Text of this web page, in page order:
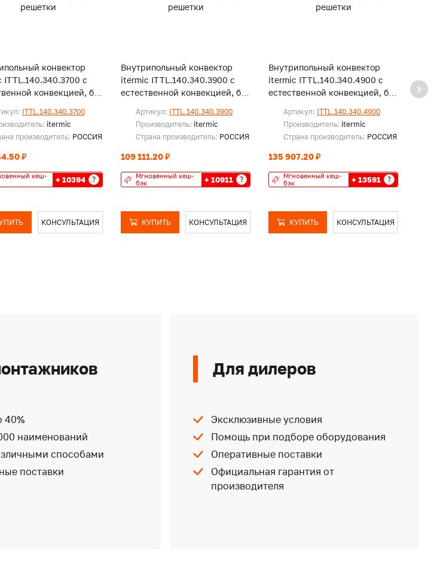
конвектор
ITTL.140.340.3700 с
конвекцией, без
ITTL.140.340.3700
itermic
производитель: РОССИЯ
₽
кеш-
+ 10394 ?
КОНСУЛЬТАЦИЯ
Внутрипольный конвектор
itermic ITTL.140.340.3900 с
естественной конвекцией, без
Артикул: ITTL.140.340.3900
Производитель: itermic
Страна производитель: РОССИЯ
109 111.20 ₽
Мгновенный кеш-
бэк
+ 10911 ?
КУПИТЬ КОНСУЛЬТАЦИЯ
Внутрипольный конвектор
itermic ITTL.140.340.4900 с
естественной конвекцией, без
Артикул: ITTL.140.340.4900
Производитель: itermic
Страна производитель: РОССИЯ
135 907.20 ₽
Мгновенный кеш-
бэк
+ 13591 ?
КУПИТЬ КОНСУЛЬТАЦИЯ
40%
наименований
способами
поставки
Для дилеров
Эксклюзивные условия
Помощь при подборе оборудования
Оперативные поставки
Официальная гарантия от
производителя